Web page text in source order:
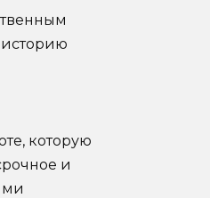
которую
и